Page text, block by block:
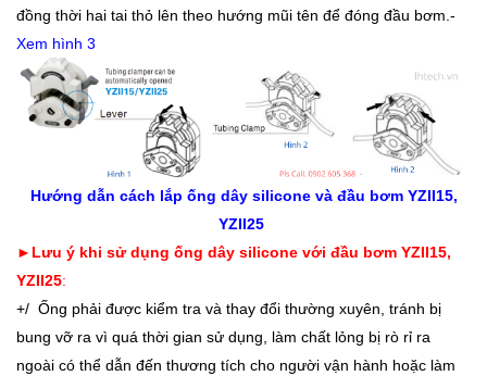
đồng thời hai tai thỏ lên theo hướng mũi tên để đóng đầu bơm.-
Xem hình 3
Hướng dẫn cách lắp ống dây silicone và đầu bơm YZII15,
YZII25
► Lưu ý khi sử dụng ống dây silicone với đầu bơm YZII15,
YZII25:
+/ Ống phải được kiểm tra và thay đổi thường xuyên, tránh bị
bung vỡ ra vì quá thời gian sử dụng, làm chất lỏng bị rò rỉ ra
ngoài có thể dẫn đến thương tích cho người vận hành hoặc làm